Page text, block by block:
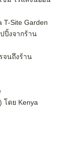
Site Garden
ปิ้งจากร้าน
จนถึงร้าน
โดย Kenya